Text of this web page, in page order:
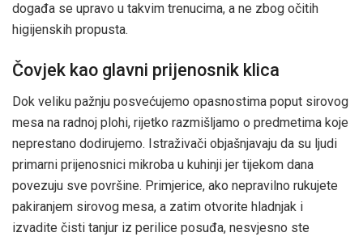
događa se upravo u takvim trenucima, a ne zbog očitih
higijenskih propusta.
Čovjek kao glavni prijenosnik klica
Dok veliku pažnju posvećujemo opasnostima poput sirovog
mesa na radnoj plohi, rijetko razmišljamo o predmetima koje
neprestano dodirujemo. Istraživači objašnjavaju da su ljudi
primarni prijenosnici mikroba u kuhinji jer tijekom dana
povezuju sve površine. Primjerice, ako nepravilno rukujete
pakiranjem sirovog mesa, a zatim otvorite hladnjak i
izvadite čisti tanjur iz perilice posuđa, nesvjesno ste